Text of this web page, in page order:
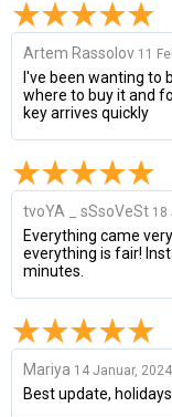
Artem Rassolov 11
I've been wanting to
where to buy it and
key arrives quickly
tvoYA _ sSsoVeSt 18
Everything came
everything is fair!
minutes.
Mariya 14 Januar, 2024
Best update,